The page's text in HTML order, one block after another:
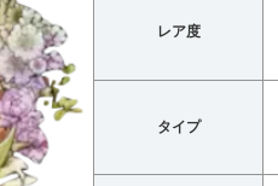
レア度
タイプ